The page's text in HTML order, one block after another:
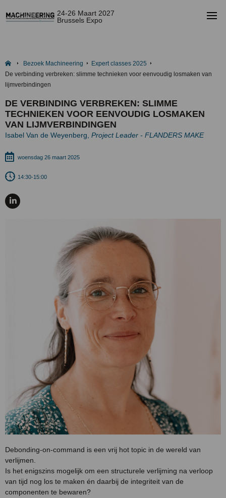
24-26 Maart 2027
Brussels Expo
Bezoek Machineering
Expert classes 2025
De verbinding verbreken: slimme technieken voor eenvoudig losmaken van
lijmverbindingen
DE VERBINDING VERBREKEN: SLIMME
TECHNIEKEN VOOR EENVOUDIG LOSMAKEN
VAN LIJMVERBINDINGEN
Isabel Van de Weyenberg, Project Leader - FLANDERS MAKE
woensdag 26 maart 2025
14:30-15:00
Debonding-on-command is een vrij hot topic in de wereld van
verlijmen.
Is het enigszins mogelijk om een structurele verlijming na verloop
van tijd nog los te maken én daarbij de integriteit van de
componenten te bewaren?